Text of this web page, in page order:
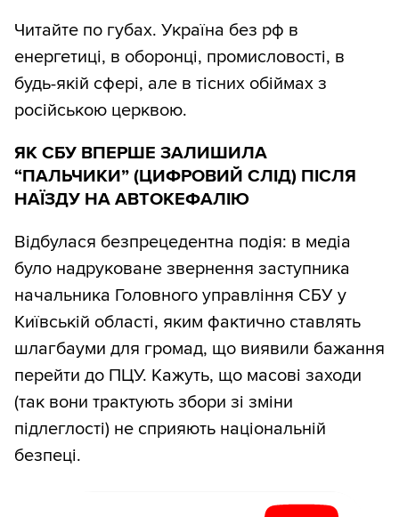
Читайте по губах. Україна без рф в
енергетиці, в оборонці, промисловості, в
будь-якій сфері, але в тісних обіймах з
російською церквою.
ЯК СБУ ВПЕРШЕ ЗАЛИШИЛА
“ПАЛЬЧИКИ” (ЦИФРОВИЙ СЛІД) ПІСЛЯ
НАЇЗДУ НА АВТОКЕФАЛІЮ
Відбулася безпрецедентна подія: в медіа
було надруковане звернення заступника
начальника Головного управління СБУ у
Київській області, яким фактично ставлять
шлагбауми для громад, що виявили бажання
перейти до ПЦУ. Кажуть, що масові заходи
(так вони трактують збори зі зміни
підлеглості) не сприяють національній
безпеці.